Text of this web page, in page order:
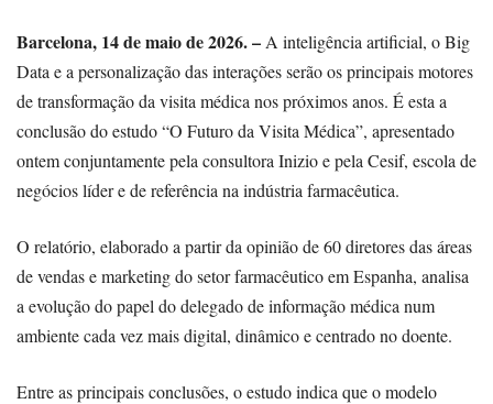
Barcelona, 14 de maio de 2026. – A inteligência artificial, o Big
Data e a personalização das interações serão os principais motores
de transformação da visita médica nos próximos anos. É esta a
conclusão do estudo “O Futuro da Visita Médica”, apresentado
ontem conjuntamente pela consultora Inizio e pela Cesif, escola de
negócios líder e de referência na indústria farmacêutica.
O relatório, elaborado a partir da opinião de 60 diretores das áreas
de vendas e marketing do setor farmacêutico em Espanha, analisa
a evolução do papel do delegado de informação médica num
ambiente cada vez mais digital, dinâmico e centrado no doente.
Entre as principais conclusões, o estudo indica que o modelo